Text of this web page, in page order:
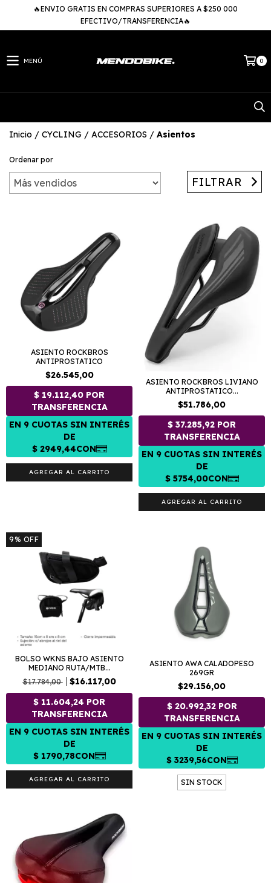
🔥ENVIO GRATIS EN COMPRAS SUPERIORES A $250 000
EFECTIVO/TRANSFERENCIA🔥
MENÚ 0
Inicio / CYCLING / ACCESORIOS / Asientos
Ordenar por
FILTRAR
ASIENTO ROCKBROS
ANTIPROSTATICO
$26.545,00
ASIENTO ROCKBROS LIVIANO
ANTIPROSTATICO...
$51.786,00
9% OFF
BOLSO WKNS BAJO ASIENTO
MEDIANO RUTA/MTB...
$17.784,00
$16.117,00
ASIENTO AWA CALADOPESO
269GR
$29.156,00
SIN STOCK